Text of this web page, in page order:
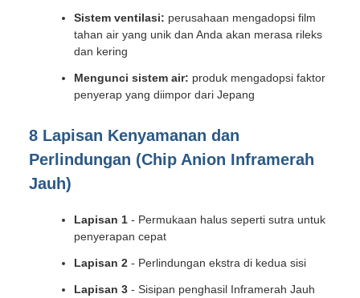
Sistem ventilasi: perusahaan mengadopsi film
tahan air yang unik dan Anda akan merasa rileks
dan kering
Mengunci sistem air: produk mengadopsi faktor
penyerap yang diimpor dari Jepang
8 Lapisan Kenyamanan dan
Perlindungan (Chip Anion Inframerah
Jauh)
Lapisan 1 - Permukaan halus seperti sutra untuk
penyerapan cepat
Lapisan 2 - Perlindungan ekstra di kedua sisi
Lapisan 3 - Sisipan penghasil Inframerah Jauh